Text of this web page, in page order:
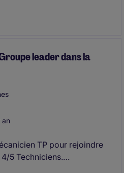
leader dans la
TP pour rejoindre
5 Techniciens.